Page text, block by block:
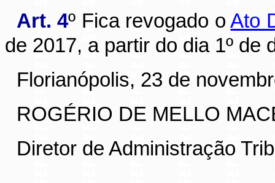
Art. 4º Fica revogado oAto
de 2017, a partir do dia 1º de
Florianópolis, 23 de
ROGÉRIO DE MELLO
Diretor de Administração